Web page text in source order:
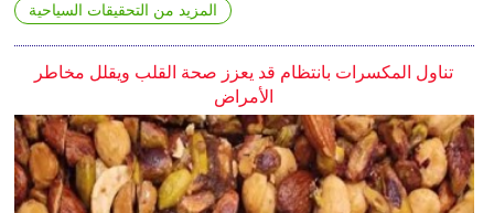
المزيد من التحقيقات السياحية
تناول المكسرات بانتظام قد يعزز صحة القلب ويقلل مخاطر
الأمراض